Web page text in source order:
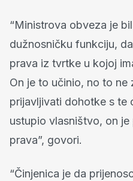
“Ministrova obveza je
dužnosničku funkciju,
prava iz tvrtke u kojoj
On je to učinio, no to ne
prijavljivati dohotke s te
ustupio vlasništvo, on
prava”, govori.
“Činjenica je da